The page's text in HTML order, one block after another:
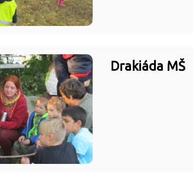
Drakiáda MŠ